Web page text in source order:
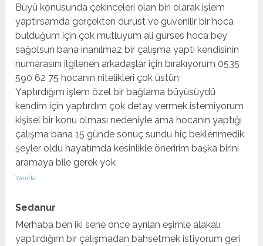
Büyü konusunda çekinceleri olan biri olarak işlem
yaptırsamda gerçekten dürüst ve güvenilir bir hoca
bulduğum için çok mutluyum ali gürses hoca bey
sağolsun bana inanılmaz bir çalışma yaptı kendisinin
numarasını ilgilenen arkadaşlar için bırakıyorum 0535
590 62 75 hocanın nitelikleri çok üstün
Yaptırdığım işlem özel bir bağlama büyüsüydü
kendim için yaptırdım çok detay vermek istemiyorum
kişisel bir konu olması nedeniyle ama hocanın yaptığı
çalışma bana 15 günde sonuç sundu hiç beklenmedik
şeyler oldu hayatımda kesinlikle öneririm başka birini
aramaya bile gerek yok
Yanıtla
Sedanur
Merhaba ben iki sene önce ayrılan eşimle alakalı
yaptırdığım bir çalışmadan bahsetmek istiyorum geri